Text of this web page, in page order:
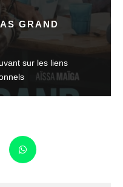
GRAND
sur les liens